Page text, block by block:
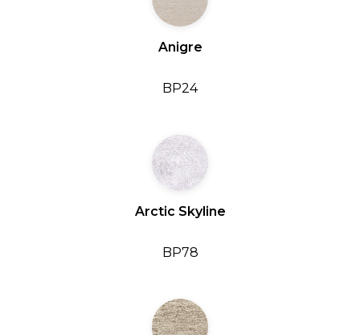
Anigre
BP24
Arctic Skyline
BP78